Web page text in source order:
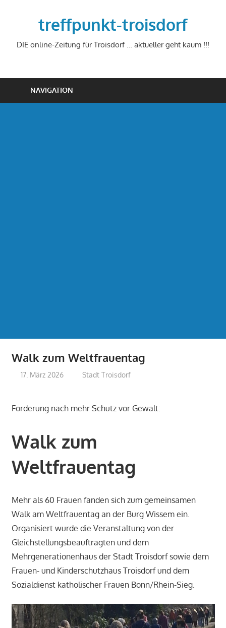
treffpunkt-troisdorf
DIE online-Zeitung für Troisdorf … aktueller geht kaum !!!
NAVIGATION
Walk zum Weltfrauentag
17. März 2026 treffpunkt
Stadt Troisdorf
Forderung nach mehr Schutz vor Gewalt:
Walk zum
Weltfrauentag
Mehr als 60 Frauen fanden sich zum gemeinsamen
Walk am Weltfrauentag an der Burg Wissem ein.
Organisiert wurde die Veranstaltung von der
Gleichstellungsbeauftragten und dem
Mehrgenerationenhaus der Stadt Troisdorf sowie dem
Frauen- und Kinderschutzhaus Troisdorf und dem
Sozialdienst katholischer Frauen Bonn/Rhein-Sieg.